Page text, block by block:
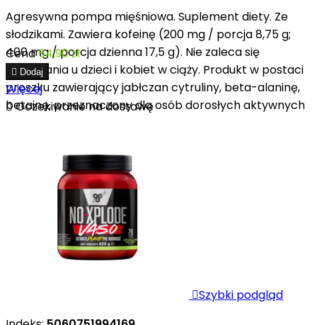
Agresywna pompa mięśniowa. Suplement diety. Ze
słodzikami. Zawiera kofeinę (200 mg / porcja 8,75 g;
400 mg / porcja dzienna 17,5 g). Nie zaleca się
stosowania u dzieci i kobiet w ciąży. Produkt w postaci
proszku zawierający jabłczan cytruliny, beta-alaninę,
betainę, przeznaczony dla osób dorosłych aktywnych
Cena64,90 zł
 Dodaj
Więcej
Oczekiwanie na dostawę
Szybki podgląd